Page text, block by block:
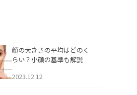
顔の大きさの平均はどのく
らい？小顔の基準も解説
2023.12.12